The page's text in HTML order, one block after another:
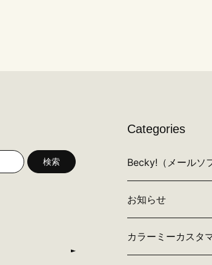
検索
Categories
Becky!（メールソ
お知らせ
カラーミーカスタ